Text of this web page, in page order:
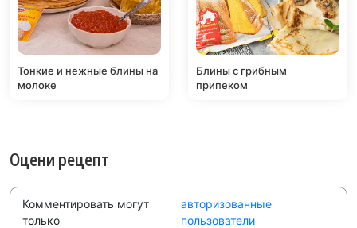
Тонкие и нежные блины на
молоке
Блины с грибным
припеком
Оцени рецепт
Комментировать могут
только
авторизованные
пользователи